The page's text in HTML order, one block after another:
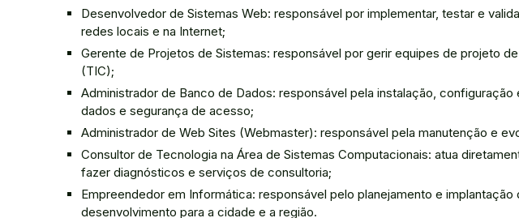
Desenvolvedor de Sistemas Web: responsável por implementar, testar e
redes locais e na Internet;
Gerente de Projetos de Sistemas: responsável por gerir equipes de projeto
(TIC);
Administrador de Banco de Dados: responsável pela instalação,
dados e segurança de acesso;
Administrador de Web Sites (Webmaster): responsável pela manutenção e
Consultor de Tecnologia na Área de Sistemas Computacionais: atua
fazer diagnósticos e serviços de consultoria;
Empreendedor em Informática: responsável pelo planejamento e
desenvolvimento para a cidade e a região.